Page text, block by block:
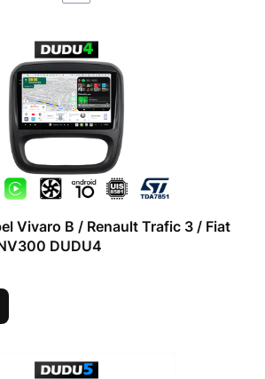
Vivaro B / Renault Trafic 3 / Fiat
DUDU4